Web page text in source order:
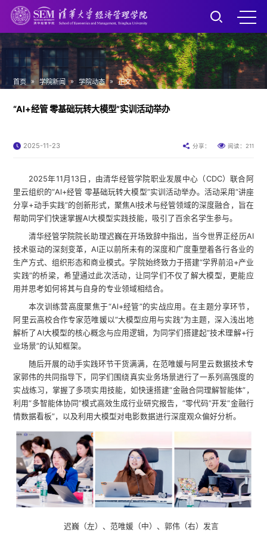
首页 » 学院新闻 » 学院动态 » 正文
“Al+经管 零基础玩转大模型”实训活动举办
2025-11-23 分享： 阅读： 211
2025年11月13日，由清华经管学院职业发展中心（CDC）联合阿
里云组织的“Al+经管 零基础玩转大模型”实训活动举办。活动采用“讲座
分享+动手实践”的创新形式，聚焦AI技术与经管领域的深度融合，旨在
帮助同学们快速掌握AI大模型实践技能，吸引了百余名学生参与。
清华经管学院院长助理迟巍在开场致辞中指出，当今世界正经历AI
技术驱动的深刻变革，AI正以前所未有的深度和广度重塑着各行各业的
生产方式、组织形态和商业模式。学院始终致力于搭建“学界前沿+产业
实践”的桥梁，希望通过此次活动，让同学们不仅了解大模型，更能应
用并思考如何将其与自身的专业领域相结合。
本次训练营高度聚焦于“Al+经管”的实战应用。在主题分享环节，
阿里云高校合作专家范唯媛以“大模型应用与实践”为主题，深入浅出地
解析了AI大模型的核心概念与应用逻辑，为同学们搭建起“技术理解+行
业场景”的认知框架。
随后开展的动手实践环节干货满满，在范唯媛与阿里云数据技术专
家郭伟的共同指导下，同学们围绕真实业务场景进行了一系列高强度的
实战练习，掌握了多项实用技能，如快速搭建“金融合同理解智能体”，
利用“多智能体协同”模式高效生成行业研究报告，“零代码”开发“金融行
情数据看板”，以及利用大模型对电影数据进行深度观众偏好分析。
迟巍（左）、 范唯媛（中）、 郭伟（右）发言